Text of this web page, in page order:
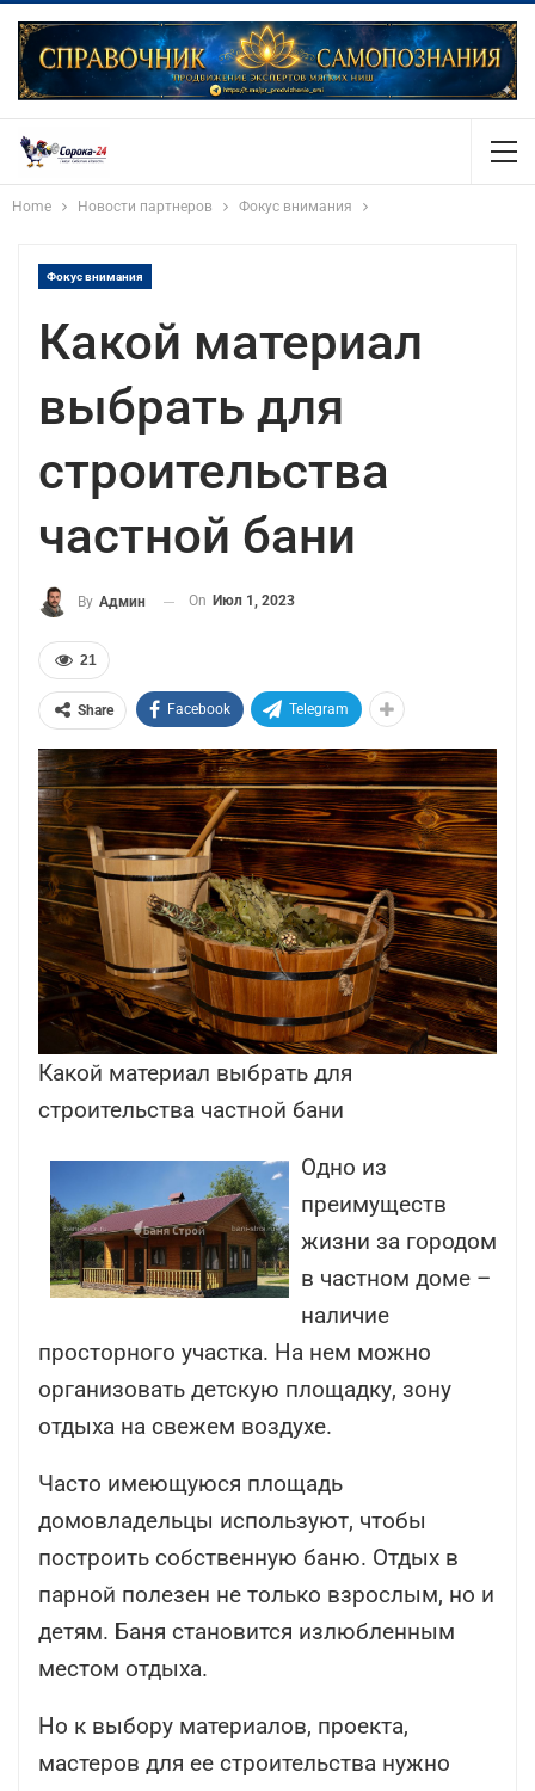
Home Новости партнеров Фокус внимания
Фокус внимания
Какой материал
выбрать для
строительства
частной бани
By Админ On Июл 1, 2023
21
Share Facebook Telegram
Какой материал выбрать для
строительства частной бани
Одно из
преимуществ
жизни за городом
в частном доме –
наличие
просторного участка. На нем можно
организовать детскую площадку, зону
отдыха на свежем воздухе.
Часто имеющуюся площадь
домовладельцы используют, чтобы
построить собственную баню. Отдых в
парной полезен не только взрослым, но и
детям. Баня становится излюбленным
местом отдыха.
Но к выбору материалов, проекта,
мастеров для ее строительства нужно